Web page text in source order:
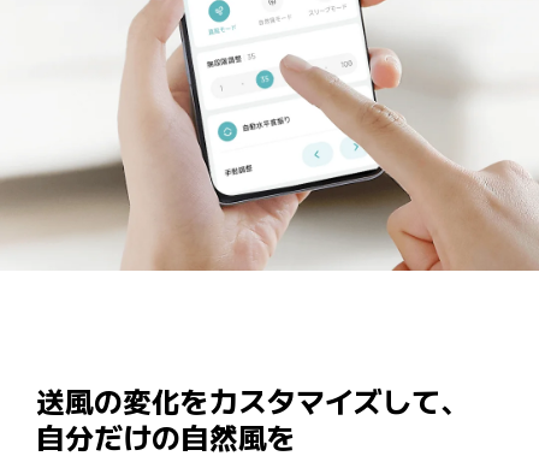
送風の変化をカスタマイズして、
自分だけの自然風を